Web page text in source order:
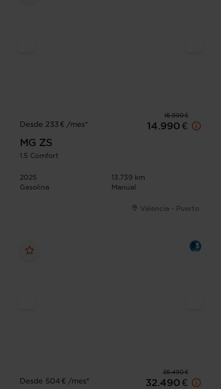
16.990 €
Desde 233 € /mes*
14.990 €
MG ZS
1.5 Comfort
2025
13.739 km
Gasolina
Manual
Valencia - Puerto
36.490 €
Desde 504 € /mes*
32.490 €